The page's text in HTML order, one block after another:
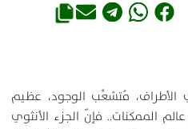
الأطراف، مُتشعِّب الوجود، عظيم
الممكنات.. فإنّ الجزء الأنثوي